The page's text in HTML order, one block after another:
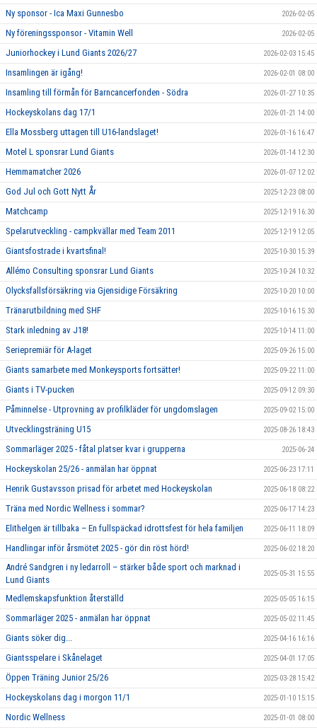
Ny sponsor - Ica Maxi Gunnesbo 2026-02-05
Ny föreningssponsor - Vitamin Well 2026-02-05
Juniorhockey i Lund Giants 2026/27 2026-02-03 15:45
Insamlingen är igång! 2026-02-01 08:00
Insamling till förmån för Barncancerfonden - Södra 2026-01-27 10:35
Hockeyskolans dag 17/1 2026-01-21 14:00
Ella Mossberg uttagen till U16-landslaget! 2026-01-16 16:47
Motel L sponsrar Lund Giants 2026-01-14 12:30
Hemmamatcher 2026 2026-01-07 12:02
God Jul och Gott Nytt År 2025-12-23 08:00
Matchcamp 2025-12-19 16:30
Spelarutveckling - campkvällar med Team 2011 2025-12-19 12:05
Giantsfostrade i kvartsfinal! 2025-10-30 15:39
Allémo Consulting sponsrar Lund Giants 2025-10-24 10:32
Olycksfallsförsäkring via Gjensidige Försäkring 2025-10-20 10:00
Tränarutbildning med SHF 2025-10-16 15:30
Stark inledning av J18! 2025-10-14 11:00
Seriepremiär för A-laget 2025-09-26 15:00
Giants samarbete med Monkeysports fortsätter! 2025-09-22 11:00
Giants i TV-pucken 2025-09-12 09:30
Påminnelse - Utprovning av profilkläder för ungdomslagen 2025-09-02 15:00
Utvecklingsträning U15 2025-08-26 18:43
Sommarläger 2025 - fåtal platser kvar i grupperna 2025-06-24
Hockeyskolan 25/26 - anmälan har öppnat 2025-06-23 17:11
Henrik Gustavsson prisad för arbetet med Hockeyskolan 2025-06-18 08:22
Träna med Nordic Wellness i sommar? 2025-06-17 14:23
Elithelgen är tillbaka – En fullspäckad idrottsfest för hela familjen 2025-06-11 18:09
Handlingar inför årsmötet 2025 - gör din röst hörd! 2025-06-02 18:20
André Sandgren i ny ledarroll – stärker både sport och marknad i
Lund Giants
2025-05-31 15:55
Medlemskapsfunktion återställd 2025-05-05 16:15
Sommarläger 2025 - anmälan har öppnat 2025-05-02 11:45
Giants söker dig... 2025-04-16 16:16
Giantsspelare i Skånelaget 2025-04-01 17:05
Öppen Träning Junior 25/26 2025-03-28 15:42
Hockeyskolans dag i morgon 11/1 2025-01-10 15:15
Nordic Wellness 2025-01-01 08:00